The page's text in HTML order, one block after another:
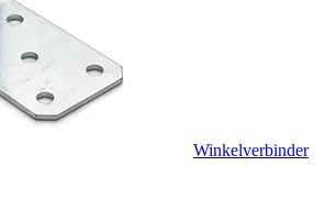
Winkelverbinder